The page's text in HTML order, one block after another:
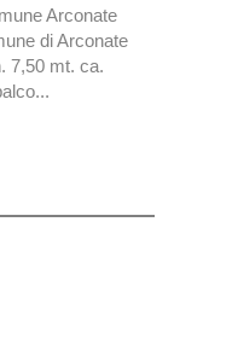
Arconate
di Arconate
7,50 mt. ca.